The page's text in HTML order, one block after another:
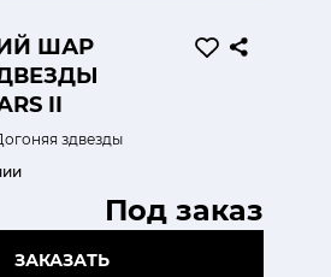
ШАР
II
здвезды
Под заказ
ЗАКАЗАТЬ